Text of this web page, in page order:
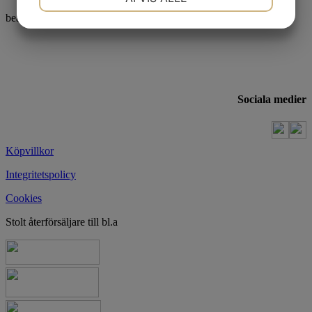
bea@beprofil.se
Sociala medier
Köpvillkor
Integritetspolicy
Cookies
Stolt återförsäljare till bl.a